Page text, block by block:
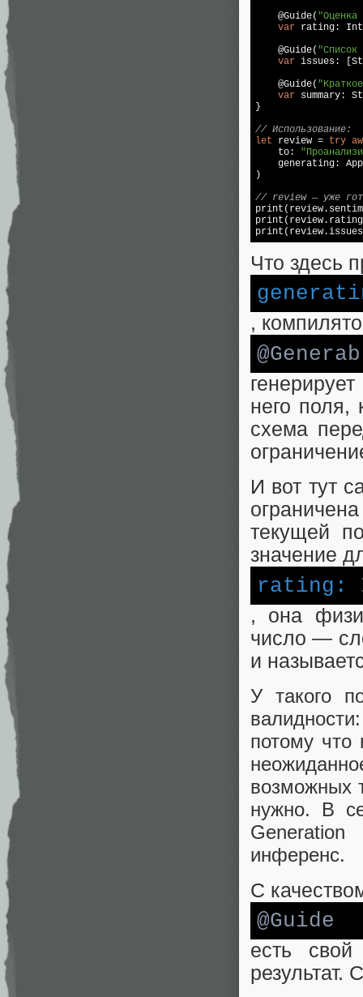
    @Guide(
var rating: Int
    @Guide(
"Список
var issues: [
    @Guide(
var summary:
}
// Использование:
let review = try
    to:
generating:
)
// review — уже
Что здесь
,
него поля,
схема
И вот тут
текущей
значение
rating:
, она
число —
и
У такого
потому что
возможных
нужно. В
Generation
инференс.
С
@Guide
есть
результат.